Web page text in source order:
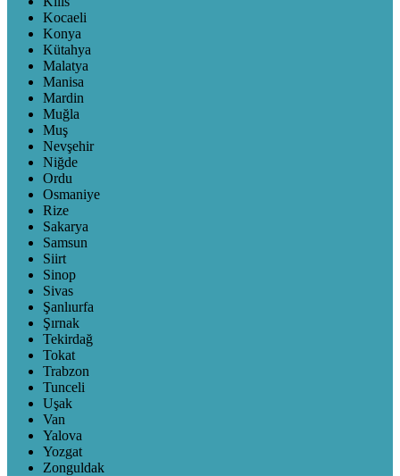
Kocaeli
Konya
Kütahya
Malatya
Manisa
Mardin
Muğla
Muş
Nevşehir
Niğde
Ordu
Osmaniye
Rize
Sakarya
Samsun
Siirt
Sinop
Sivas
Şanlıurfa
Şırnak
Tekirdağ
Tokat
Trabzon
Tunceli
Uşak
Van
Yalova
Yozgat
Zonguldak